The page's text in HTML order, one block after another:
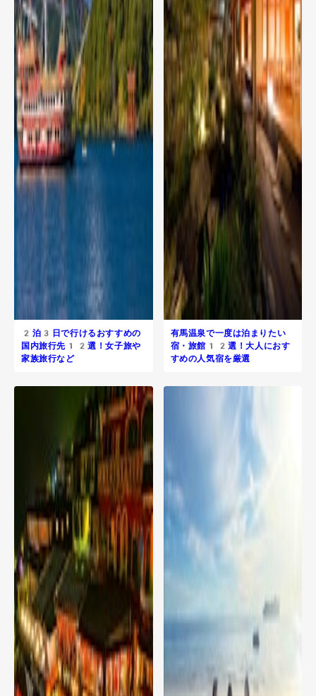
2泊3日で行けるおすすめの
国内旅行先12選！女子旅や
家族旅行など
有馬温泉で一度は泊まりたい
宿・旅館12選！大人におす
すめの人気宿を厳選